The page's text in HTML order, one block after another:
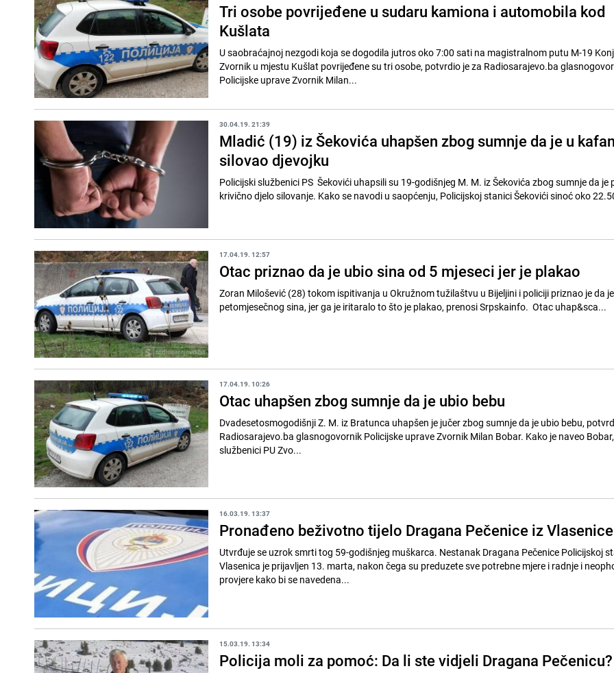
Tri osobe povrijeđene u sudaru kamiona i automobila kod
Kušlata
U saobraćajnoj nezgodi koja se dogodila jutros oko 7:00 sati na magistralnom putu M-19
Zvornik u mjestu Kušlat povrijeđene su tri osobe, potvrdio je za Radiosarajevo.ba
Policijske uprave Zvornik Milan...
30.04.19. 21:39
Mladić (19) iz Šekovića uhapšen zbog sumnje da je u
silovao djevojku
Policijski službenici PS Šekovići uhapsili su 19-godišnjeg M. M. iz Šekovića zbog sumnje da je
krivično djelo silovanje. Kako se navodi u saopćenju, Policijskoj stanici Šekovići sinoć oko
17.04.19. 12:57
Otac priznao da je ubio sina od 5 mjeseci jer je plakao
Zoran Milošević (28) tokom ispitivanja u Okružnom tužilaštvu u Bijeljini i policiji priznao je da
petomjesečnog sina, jer ga je iritaralo to što je plakao, prenosi Srpskainfo. Otac uhap&sca...
17.04.19. 10:26
Otac uhapšen zbog sumnje da je ubio bebu
Dvadesetosmogodišnji Z. M. iz Bratunca uhapšen je jučer zbog sumnje da je ubio bebu,
Radiosarajevo.ba glasnogovornik Policijske uprave Zvornik Milan Bobar. Kako je naveo
službenici PU Zvo...
16.03.19. 13:37
Pronađeno beživotno tijelo Dragana Pečenice iz Vlasenice
Utvrđuje se uzrok smrti tog 59-godišnjeg muškarca. Nestanak Dragana Pečenice Policijskoj
Vlasenica je prijavljen 13. marta, nakon čega su preduzete sve potrebne mjere i radnje i
provjere kako bi se navedena...
15.03.19. 13:34
Policija moli za pomoć: Da li ste vidjeli Dragana Pečenicu?